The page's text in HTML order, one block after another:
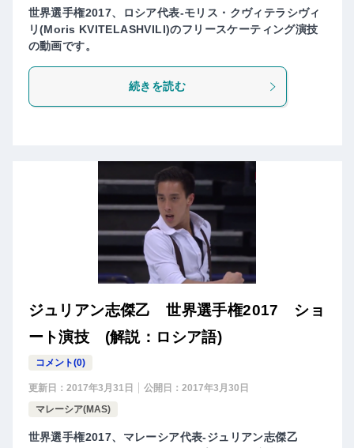
世界選手権2017、ロシア代表-モリス・クヴィテラシヴィ
リ(Moris KVITELASHVILI)のフリースケーティング演技
の動画です。
続きを読む
ジュリアン志傑乙 世界選手権2017 ショ
ート演技 (解説：ロシア語)
コメント(0)
更新日： 2017年3月31日 公開日： 2017年3月30日
マレーシア(MAS)
世界選手権2017、マレーシア代表-ジュリアン志傑乙